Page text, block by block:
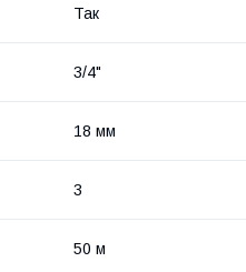
Так
3/4"
18 мм
3
50 м